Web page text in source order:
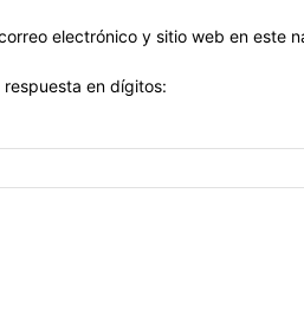
electrónico y sitio web en este
en dígitos: